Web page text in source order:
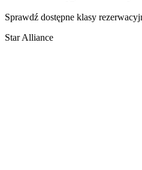
Sprawdź dostępne klasy
Star Alliance